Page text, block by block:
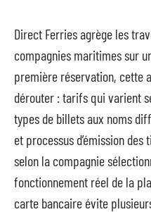
Direct Ferries agrège les
compagnies maritimes sur
première réservation, cette
dérouter : tarifs qui varient
types de billets aux noms
et processus d’émission
selon la compagnie
fonctionnement réel de la
carte bancaire évite